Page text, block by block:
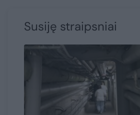
Susiję straipsniai